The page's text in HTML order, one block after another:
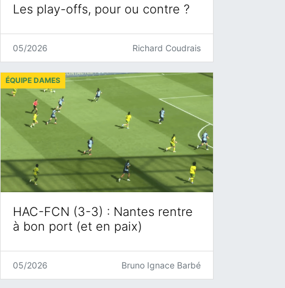
Les play-offs, pour ou contre ?
05/2026 Richard Coudrais
HAC-FCN (3-3) : Nantes rentre
à bon port (et en paix)
ÉQUIPE DAMES
05/2026 Bruno Ignace Barbé